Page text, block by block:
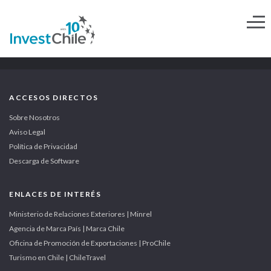
ACCESOS DIRECTOS
Sobre Nosotros
Aviso Legal
Política de Privacidad
Descarga de Software
ENLACES DE INTERÉS
Ministerio de Relaciones Exteriores | Minrel
Agencia de Marca País | Marca Chile
Oficina de Promoción de Exportaciones | ProChile
Turismo en Chile | ChileTravel